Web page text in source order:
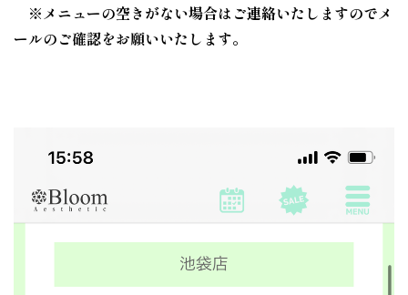
※メニューの空きがない場合はご連絡いたしますのでメ
ールのご確認をお願いいたします。